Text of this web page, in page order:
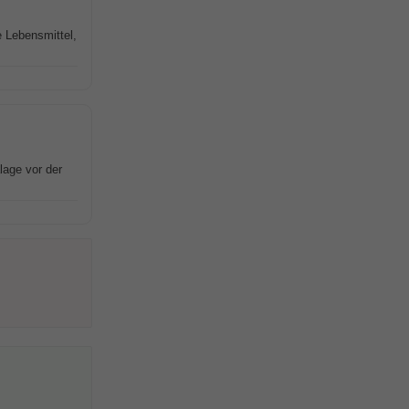
Lebensmittel,
vor der